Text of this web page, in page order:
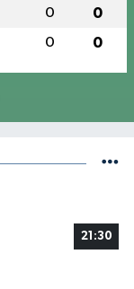
0 0
0 0
21:30